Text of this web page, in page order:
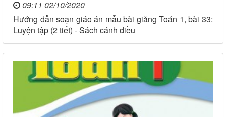
09:11 02/10/2020
Hướng dẫn soạn giáo án mẫu bài giảng Toán 1, bài 33:
Luyện tập (2 tiết) - Sách cánh diều